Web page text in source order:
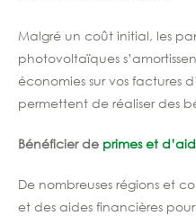
Malgré un coût initial, les
photovoltaïques
économies sur vos factures
permettent de réaliser des
Bénéficier de primes et
De nombreuses régions et
et des aides financières